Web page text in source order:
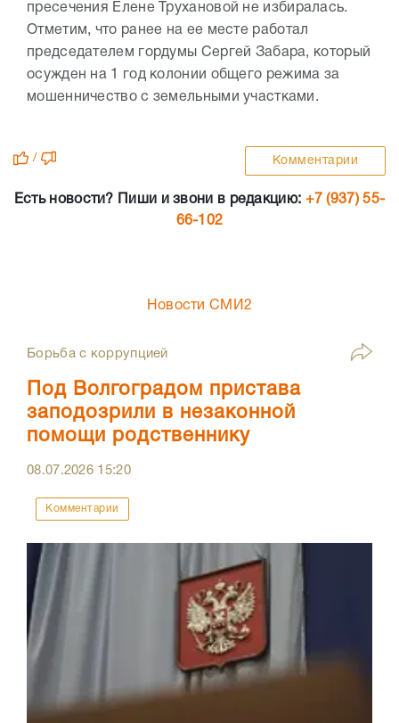
пресечения Елене Трухановой не избиралась.
Отметим, что ранее на ее месте работал
председателем гордумы Сергей Забара, который
осужден на 1 год колонии общего режима за
мошенничество с земельными участками.
/ Комментарии
Есть новости? Пиши и звони в редакцию: +7 (937) 55-
66-102
Новости СМИ2
Борьба с коррупцией
Под Волгоградом пристава
заподозрили в незаконной
помощи родственнику
08.07.2026 15:20
Комментарии